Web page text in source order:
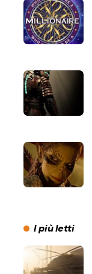
I più letti